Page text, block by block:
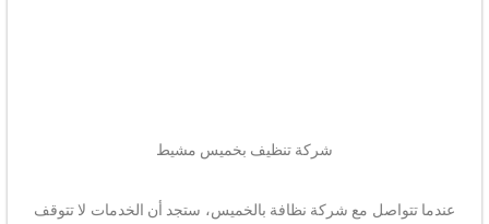
شركة تنظيف بخميس مشيط
عندما تتواصل مع شركة نظافة بالخميس، ستجد أن الخدمات لا تتوقف